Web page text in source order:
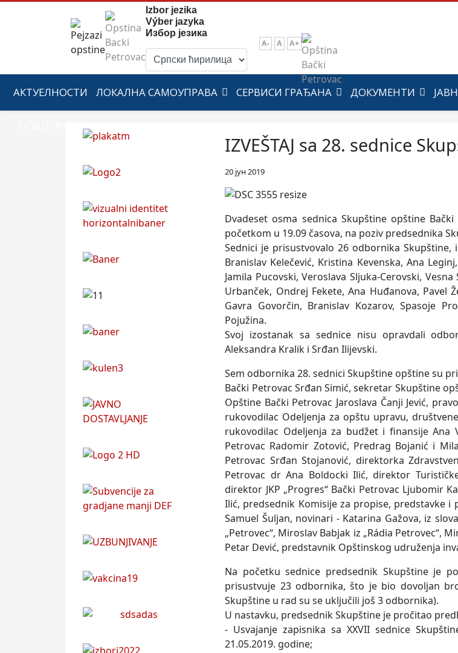
Izbor jezika
Výber jazyka
Избор језика
A- A A+
АКТУЕЛНОСТИ ЛОКАЛНА САМОУПРАВА СЕРВИСИ ГРАЂАНА ДОКУМЕНТИ
IZVEŠTAJ sa 28. sednice
20 јун 2019
Dvadeset osma sednica Skupštine opštine
početkom u 19.09 časova, na poziv predsednika
Sednici je prisustvovalo 26 odbornika
Branislav Kelečević, Kristina Kevenska, Ana
Jamila Pucovski, Veroslava Slјuka-Cerovski,
Urbanček, Ondrej Fekete, Ana Huđanova, Pavel
Gavra Govorčin, Branislav Kozarov, Spasoje
Pojužina.
Svoj izostanak sa sednice nisu opravdali
Aleksandra Kralik i Srđan Ilijevski.
Sem odbornika 28. sednici Skupštine opštine su
Bački Petrovac Srđan Simić, sekretar Skupštine
Opštine Bački Petrovac Jaroslava Čanji Jević,
rukovodilac Odelјenja za opštu upravu,
rukovodilac Odelјenja za budžet i finansije
Petrovac Radomir Zotović, Predrag Bojanić i
Petrovac Srđan Stojanović, direktorka
Petrovac dr Ana Boldocki Ilić, direktor
direktor JKP „Progres“ Bački Petrovac Ljubomir
Ilić, predsednik Komisije za propise, predstavke
Samuel Šulјan, novinari - Katarina Gažova, iz
„Petrovec“, Miroslav Babjak iz „Rádia Petrovec“,
Petar Dević, predstavnik Opštinskog udruženja
Na početku sednice predsednik Skupštine je
prisustvuje 23 odbornika, što je bio dovolјan
Skupštine u rad su se uklјučili još 3 odbornika).
U nastavku, predsednik Skupštine je pročitao
- Usvajanje zapisnika sa XXVII sednice
21.05.2019. godine;